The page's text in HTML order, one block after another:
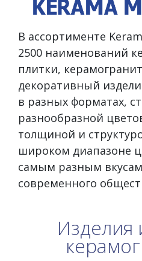
В ассортименте
2500 наименований
плитки,
декоративный
в разных форматах,
разнообразной
толщиной и
широком диапазоне
самым разным
современного
Изделия